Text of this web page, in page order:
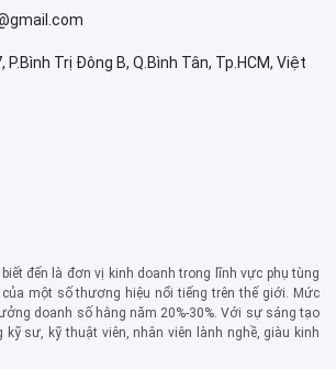
Trị Đông B, Q.Bình Tân, Tp.HCM, Việt
đến là đơn vị kinh doanh trong lĩnh vực phụ tùng
một số thương hiệu nổi tiếng trên thế giới. Mức
doanh số hằng năm 20%-30%. Với sự sáng tạo
kỹ sư, kỹ thuật viên, nhân viên lành nghề, giàu kinh